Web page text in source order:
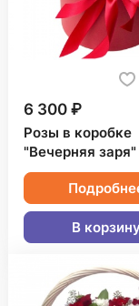
6 300 ₽
Розы в коробке
"Вечерняя заря"
В корзину